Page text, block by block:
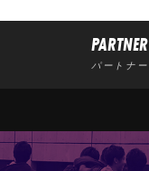
PARTNER
パートナー